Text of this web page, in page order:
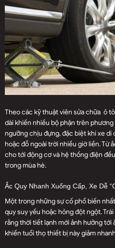
Theo các kỹ thuật viên sửa chữa ô tô
dài khiến nhiều bộ phận trên
ngưỡng chịu đựng, đặc biệt khi xe
hoặc đỗ ngoài trời nhiều giờ liền. Từ
cho tới động cơ và hệ thống điện
trong mùa hè.
Ắc Quy Nhanh Xuống Cấp, Xe Dễ
Một trong những sự cố phổ biến
quy suy yếu hoặc hỏng đột ngột.
rằng thời tiết lạnh mới ảnh hưởng tới
khiến tuổi thọ thiết bị này giảm